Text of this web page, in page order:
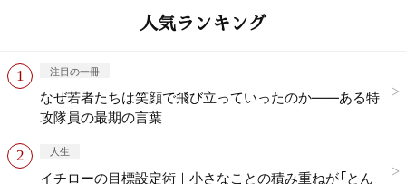
人気ランキング
注目の一冊
なぜ若者たちは笑顔で飛び立っていったのか——ある特
攻隊員の最期の言葉
人生
イチローの目標設定術｜小さなことの積み重ねが「とん